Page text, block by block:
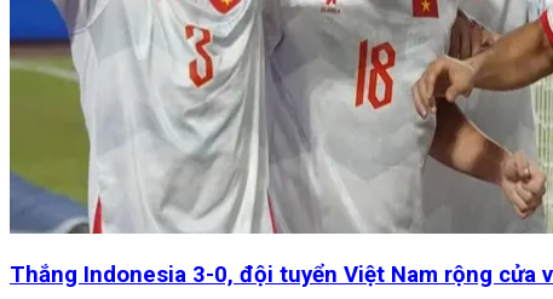
Thắng Indonesia 3-0, đội tuyển Việt Nam rộng cửa